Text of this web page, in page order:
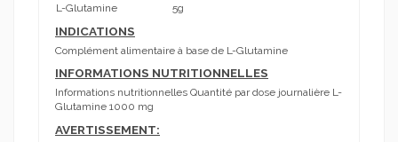
L-Glutamine
5g
INDICATIONS
Complément alimentaire à base de L-Glutamine
INFORMATIONS NUTRITIONNELLES
Informations nutritionnelles Quantité par dose journalière L-
Glutamine 1000 mg
AVERTISSEMENT: